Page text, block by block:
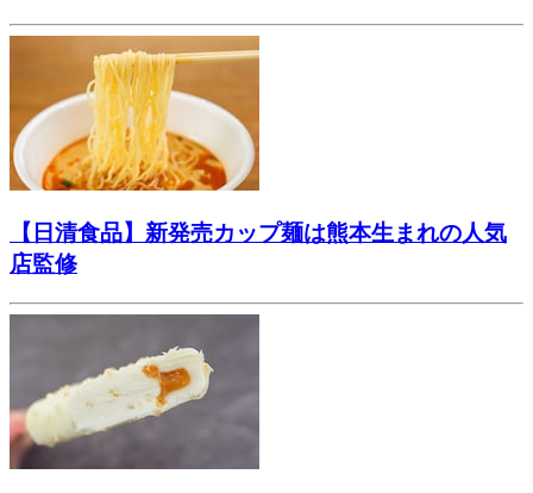
【日清食品】新発売カップ麺は熊本生まれの人気
店監修